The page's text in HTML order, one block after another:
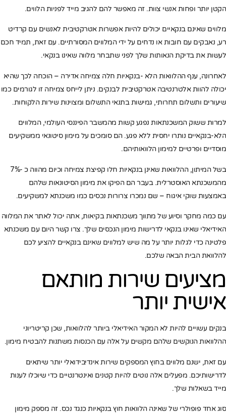
הקטן יותר ופחות אנשי צוות. זה מאפשר להם להגיב מייד לפניות הלווים.
מלווים שאינם בנקאיים יכולים להיות אפשרות אטרקטיבית לאנשים עם קרדיט
רע, נאבקים עם חובות או נדחים על ידי המלווים המסורתיים. עם זאת, תמיד חכם
לעשות את בדיקת הנאותות שלך לפני שתבחר מלווה שאינו בנקאי.
לאחרונה, ענף ההלוואות הלא -בנקאיות חלה צמיחה אדירה – הוכחה לכך שהיא
יכולה להוות אלטרנטיבה אטרקטיבית לבנקים. ניתן לייחס צמיחה זו לגורמים כמו
שיעורים ותשלום תחרותי, גמישות בתנאי התשלום ומצוינות שירות הלקוחות.
למרות ששוק המשכנתאות נפגע קשות מהמשבר הפיננסי העולמי, המלווים
הלא-בנקאיים נותרו יחסית ללא פגע. הם סומכים על מימון סיטונאי ממשקיעים
מוסדיים ופרטיים למימון הלוואותיהם.
בשל המיתון, ההלוואות שאינן בנקאיות חלו קפיצת צמיחה וכיום מהווה כ -7%
מהמשכנתא האוסטרלית. בעבר הם הפיקו את מימון הסיטונאות שלהם
באמצעות שוקי איגוח – שם נמכרו צרורות נכסים כמו משכנתא למשקיעים.
עם כמה מחקר וסיוע של מתווך משכנתאות בקיאות, אתה יכול לאתר את המלווה
האידיאלי שאינו בנקאי לדרישות מימון הנכסים שלך. צרו קשר היום עם משכנתא
פלטינה כדי לגלות יותר על מה שיש למלווים שאינם בנקאיים להציע לכם
להלוואת הבית הבאה שלכם.
מציעים שירות מותאם
אישית יותר
בנקים עשויים להיות לא המקור האידיאלי ביותר להלוואות, שכן קריטריוני
ההלוואות הנוקשים שלהם מקשים על אלה עם הכנסות משתנות להבטיח מימון.
עם זאת, ישנם מלווים בחוץ המספקים שירות אינדיבידואלי יותר שיתאים
לדרישותיכם. מפעלים אלה נוטים להיות קטנים ואינטרנטיים כדי שיוכלו לענות
מייד בשאלות שלך.
סוג אחד פופולרי של שאינה הלוואות חוץ בנקאיות כנגד נכס. זה מספק מימון